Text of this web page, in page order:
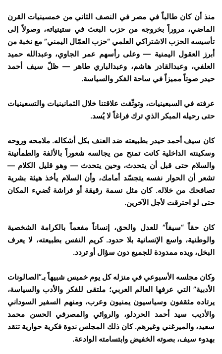
منذ أن كان طالباً في مصر في النصف الثاني من خمسينيات القرن
الماضي، مروراً بخروجه من حزب البعث في ستينياته، وصولاً إلى
تأسيسه الحزب الاشتراكي العلمي “حزب العمّال اليمني” مع نخبة من
أبرز العقول اليمنية — وعلى رأسهم عمر الجاوي، وعبدالله حميد
العلفي، وعبدالقادر هاشم، وعبدالباري طاهر — ظلّ سيف أحمد
حيدر صوتاً مميزاً في ساحة الفكر والسياسة.
عرفته في السبعينيات، وتوثّقت علاقتنا خلال الثمانينيات والتسعينيات
حتى رحيله المبكر الذي ترك فراغاً لا يُسد.
كان سيف أحمد حيدر بطبيعته ضد العنف بكل أشكاله. ملامحه وروحه
وسكينته الداخلية كانت تمنح من يجالسه شعوراً بالألفة والطمأنينة
والسلام حتى قبل أن يتحدث، وحين يتحدث — وهو قليل الكلام —
تشعر أن الحوار نفسه يتجسّد أمامك، وأن السلام يأخذ هيئة بشرية
تصافحك من خلاله. كان مثل نسمة رقيقة أو فراشة تُضيء المكان
حتى لو احترقت لأجل الآخرين.
كان حقاً “سيفاً” للعدل والحق، إنساناً مفعماً بالكرامة الشخصية
والوطنية، واسع الإنسانية بلا حدود. كريم النفس بطبيعته، لا يعرف
البخل، ويده ممدودة للجميع دون سؤال أو تردد.
وكان مجلسه الأسبوعي في منزله كل يوم خميس شبيهاً بـ”الصالونات
الأدبية” التي عرفها العالم العربي؛ ملتقى للفكر والأدب والسياسة،
يرتاده مثقفون وسياسيون يمنيون وعرب، ومنهم السفير السوداني
والأديب سيد أحمد الحردلو، والروائي والمصرفي الحسن محمد
سعيد، والميرغني وغيرهم. كان ذلك المجلس ندوة فكرية حوارية تتقد
بهدوء سيف، بصوته الخفيض وابتسامته الوادعة.